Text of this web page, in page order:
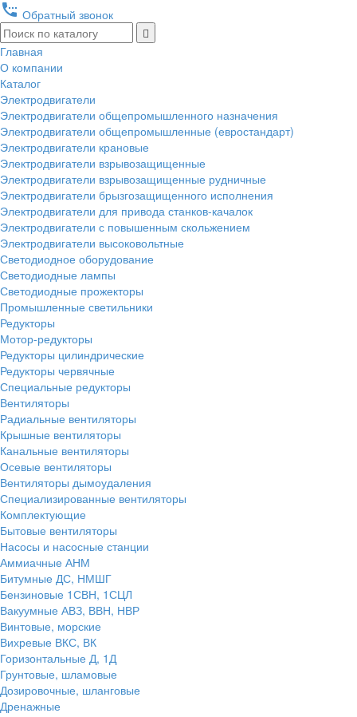
settings_phone Обратный звонок
Главная
О компании
Каталог
Электродвигатели
Электродвигатели общепромышленного назначения
Электродвигатели общепромышленные (евростандарт)
Электродвигатели крановые
Электродвигатели взрывозащищенные
Электродвигатели взрывозащищенные рудничные
Электродвигатели брызгозащищенного исполнения
Электродвигатели для привода станков-качалок
Электродвигатели с повышенным скольжением
Электродвигатели высоковольтные
Светодиодное оборудование
Светодиодные лампы
Светодиодные прожекторы
Промышленные светильники
Редукторы
Мотор-редукторы
Редукторы цилиндрические
Редукторы червячные
Специальные редукторы
Вентиляторы
Радиальные вентиляторы
Крышные вентиляторы
Канальные вентиляторы
Осевые вентиляторы
Вентиляторы дымоудаления
Специализированные вентиляторы
Комплектующие
Бытовые вентиляторы
Насосы и насосные станции
Аммиачные АНМ
Битумные ДС, НМШГ
Бензиновые 1СВН, 1СЦЛ
Вакуумные АВЗ, ВВН, НВР
Винтовые, морские
Вихревые ВКС, ВК
Горизонтальные Д, 1Д
Грунтовые, шламовые
Дозировочные, шланговые
Дренажные